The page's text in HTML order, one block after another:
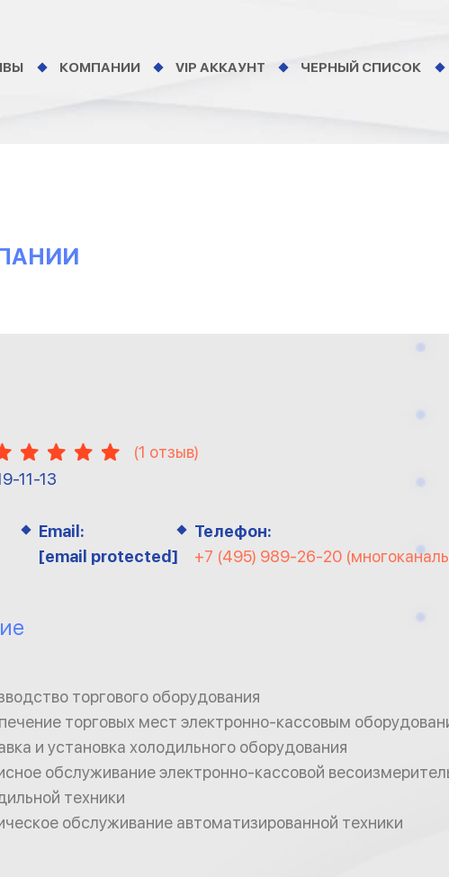
КОМПАНИИ VIP АККАУНТ ЧЕРНЫЙ СПИСОК
(1 отзыв)
11-13
Email:
[email protected]
Телефон:
+7 (495) 989-26-20
торгового оборудования
торговых мест электронно-кассовым
и установка холодильного оборудования
обслуживание электронно-кассовой
техники
обслуживание автоматизированной техники